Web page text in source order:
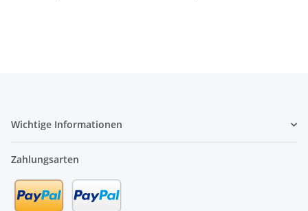
Wichtige Informationen
Zahlungsarten